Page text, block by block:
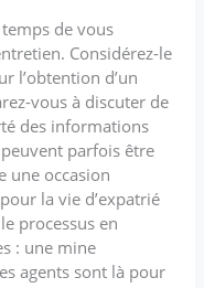
de vous
Considérez-le
l’obtention d’un
vous à discuter de
des informations
parfois être
une occasion
la vie d’expatrié
processus en
: une mine
agents sont là pour